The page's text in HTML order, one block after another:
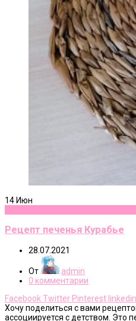
14 Июн
Рецепт печенья Курабье
28.07.2021
От
admin
0 комментарии
Facebook Twitter Pinterest linkedin
Хочу поделиться с вами
ассоциируется с детством. Это